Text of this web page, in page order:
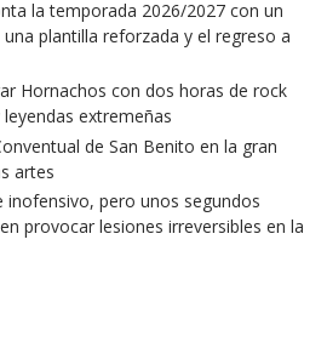
la temporada 2026/2027 con un
plantilla reforzada y el regreso a
Hornachos con dos horas de rock
extremeñas
de San Benito en la gran
artes
inofensivo, pero unos segundos
provocar lesiones irreversibles en la